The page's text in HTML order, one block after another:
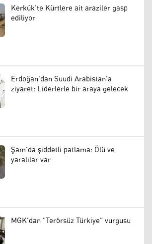
Kerkük’te Kürtlere ait araziler gasp
ediliyor
Erdoğan'dan Suudi Arabistan'a
ziyaret: Liderlerle bir araya gelecek
Şam’da şiddetli patlama: Ölü ve
yaralılar var
MGK'dan "Terörsüz Türkiye" vurgusu